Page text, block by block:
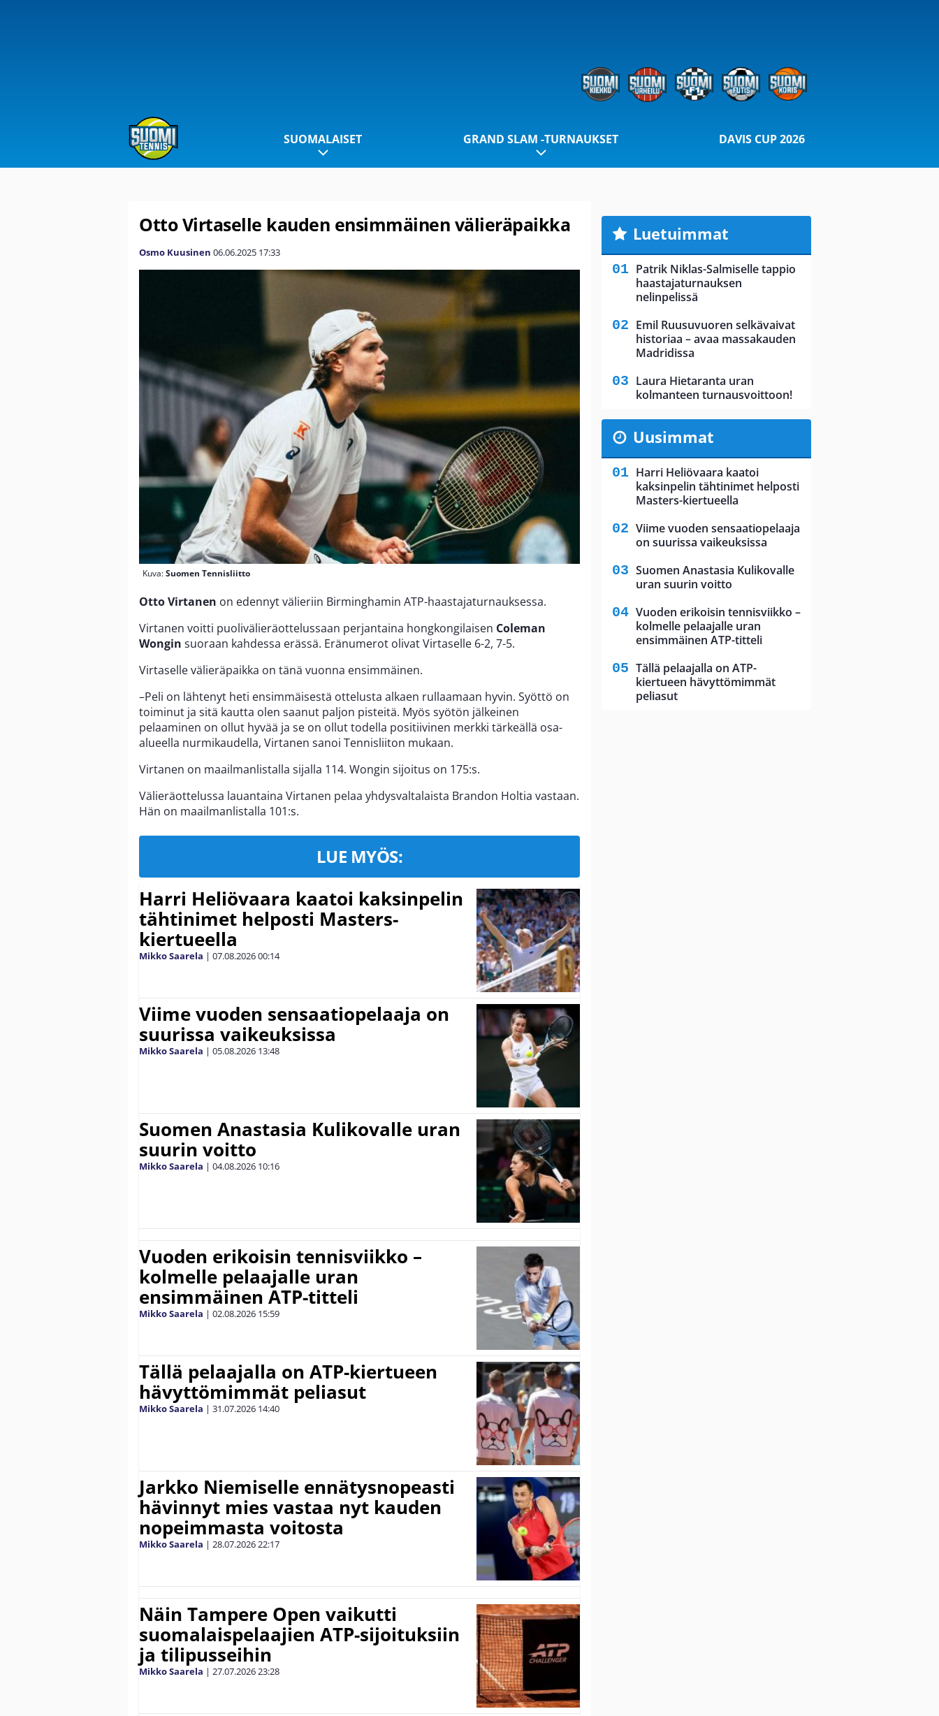
SUOMALAISET GRAND SLAM -TURNAUKSET DAVIS CUP 2026
Otto Virtaselle kauden ensimmäinen välieräpaikka
Osmo Kuusinen 06.06.2025 17:33
Kuva:Suomen Tennisliitto
Otto Virtanen on edennyt välieriin Birminghamin ATP-haastajaturnauksessa.
Virtanen voitti puolivälieräottelussaan perjantaina hongkongilaisen Coleman
Wongin suoraan kahdessa erässä. Eränumerot olivat Virtaselle 6-2, 7-5.
Virtaselle välieräpaikka on tänä vuonna ensimmäinen.
–Peli on lähtenyt heti ensimmäisestä ottelusta alkaen rullaamaan hyvin. Syöttö on
toiminut ja sitä kautta olen saanut paljon pisteitä. Myös syötön jälkeinen
pelaaminen on ollut hyvää ja se on ollut todella positiivinen merkki tärkeällä osa-
alueella nurmikaudella, Virtanen sanoi Tennisliiton mukaan.
Virtanen on maailmanlistalla sijalla 114. Wongin sijoitus on 175:s.
Välieräottelussa lauantaina Virtanen pelaa yhdysvaltalaista Brandon Holtia vastaan.
Hän on maailmanlistalla 101:s.
LUE MYÖS:
Harri Heliövaara kaatoi kaksinpelin
tähtinimet helposti Masters-
kiertueella
Mikko Saarela | 07.08.202600:14
Viime vuoden sensaatiopelaaja on
suurissa vaikeuksissa
Mikko Saarela | 05.08.2026 13:48
Suomen Anastasia Kulikovalle uran
suurin voitto
Mikko Saarela | 04.08.2026 10:16
Vuoden erikoisin tennisviikko –
kolmelle pelaajalle uran
ensimmäinen ATP-titteli
Mikko Saarela | 02.08.2026 15:59
Tällä pelaajalla on ATP-kiertueen
hävyttömimmät peliasut
Mikko Saarela | 31.07.2026 14:40
Jarkko Niemiselle ennätysnopeasti
hävinnyt mies vastaa nyt kauden
nopeimmasta voitosta
Mikko Saarela | 28.07.202622:17
Näin Tampere Open vaikutti
suomalaispelaajien ATP-sijoituksiin
ja tilipusseihin
Mikko Saarela | 27.07.202623:28
Luetuimmat
Patrik Niklas-Salmiselle tappio
haastajaturnauksen
nelinpelissä
Emil Ruusuvuoren selkävaivat
historiaa – avaa massakauden
Madridissa
Laura Hietaranta uran
kolmanteen turnausvoittoon!
Uusimmat
Harri Heliövaara kaatoi
kaksinpelin tähtinimet helposti
Masters-kiertueella
Viime vuoden sensaatiopelaaja
on suurissa vaikeuksissa
Suomen Anastasia Kulikovalle
uran suurin voitto
Vuoden erikoisin tennisviikko –
kolmelle pelaajalle uran
ensimmäinen ATP-titteli
Tällä pelaajalla on ATP-
kiertueen hävyttömimmät
peliasut